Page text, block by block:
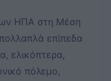
ΗΠΑ στη Μέση
επίπεδα
ελικόπτερα,
πόλεμο,